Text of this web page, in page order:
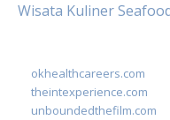
Wisata Kuliner
okhealthcareers.com
theintexperience.com
unboundedthefilm.com